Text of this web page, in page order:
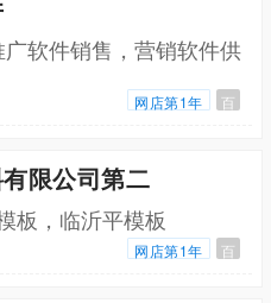
软件销售，营销软件供
网店第1年 百
限公司第二
板，临沂平模板
网店第1年 百